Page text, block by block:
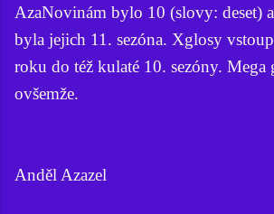
AzaNovinám bylo 10 (slovy: deset)
byla jejich 11. sezóna. Xglosy
roku do též kulaté 10. sezóny. Mega
ovšemže.
Anděl Azazel